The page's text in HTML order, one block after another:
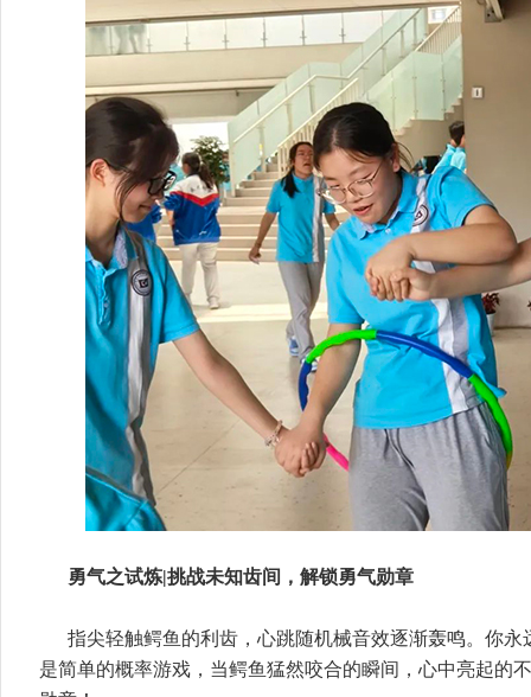
勇气之试炼|挑战未知齿间，解锁勇气勋章
指尖轻触鳄鱼的利齿，心跳随机械音效逐渐轰鸣。你
是简单的概率游戏，当鳄鱼猛然咬合的瞬间，心中亮起的